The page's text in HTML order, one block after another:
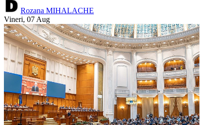
Rozana MIHALACHE
Vineri, 07 Aug